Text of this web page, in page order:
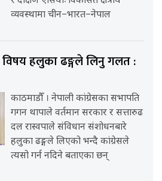
व्यवस्थामा चीन–भारत–नेपाल
हलुका ढङ्गले लिनु गलत :
काठमाडौँ । नेपाली कांग्रेसका सभापति
गगन थापाले वर्तमान सरकार र सत्तारुढ
दल रास्वपाले संविधान संशोधनबारे
हलुका ढङ्गले लिएको भन्दै कांग्रेसले
त्यसो गर्न नदिने बताएका छन्